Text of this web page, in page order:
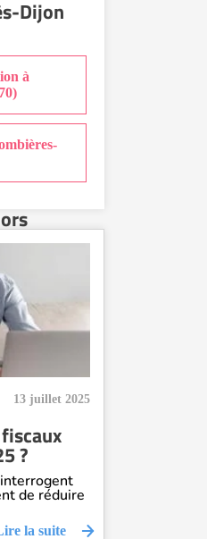
Dijon
à
13 juillet 2025
?
de réduire
la suite